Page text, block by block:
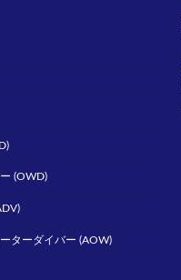
(OWD)
ターダイバー (AOW)